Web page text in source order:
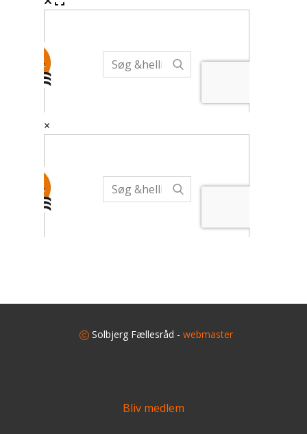
×
Solbjerg Fællesråd - webmaster
Bliv medlem